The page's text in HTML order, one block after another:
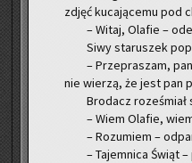
zdjęć ku­ca­ją­ce­mu pod
– Witaj, Ola­fie –
Siwy sta­ru­szek
– Prze­pra­szam,
nie wie­rzą, że jest pan
Bro­dacz
– Wiem Ola­fie,
– Ro­zu­miem –
– Ta­jem­ni­ca Świąt